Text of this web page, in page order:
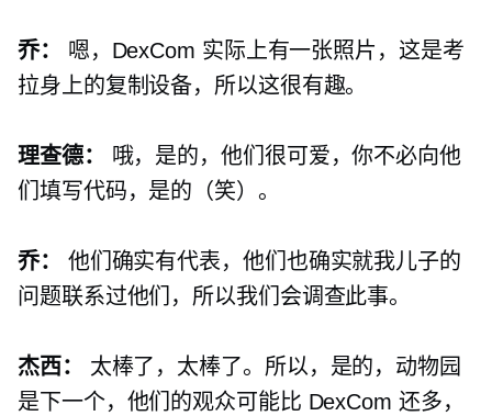
乔：
嗯，DexCom 实际上有一张照片，这是考
拉身上的复制设备，所以这很有趣。
理查德：
哦，是的，他们很可爱，你不必向他
们填写代码，是的（笑）。
乔：
他们确实有代表，他们也确实就我儿子的
问题联系过他们，所以我们会调查此事。
杰西：
太棒了，太棒了。所以，是的，动物园
是下一个，他们的观众可能比 DexCom 还多，